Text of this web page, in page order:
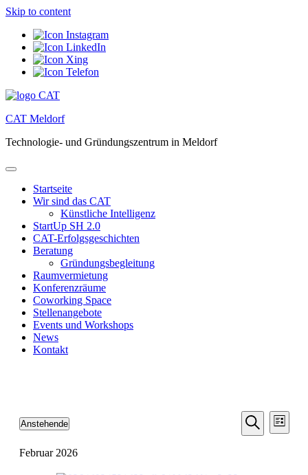
Skip to content
CAT Meldorf
Technologie- und Gründungszentrum in Meldorf
Startseite
Wir sind das CAT
Künstliche Intelligenz
StartUp SH 2.0
CAT-Erfolgsgeschichten
Beratung
Gründungsbegleitung
Raumvermietung
Konferenzräume
Coworking Space
Stellenangebote
Events und Workshops
News
Kontakt
Suche
Suche
Liste
Anstehende
wählen.
Februar 2026